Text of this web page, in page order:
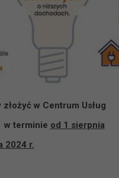
w Centrum Usług
w terminie od 1 sierpnia
2024 r.